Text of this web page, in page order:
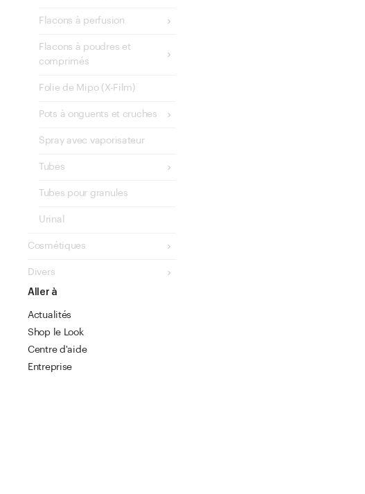
Flacons à perfusion
Flacons à poudres et
comprimés
Folie de Mipo (X-Film)
Pots à onguents et cruches
Spray avec vaporisateur
Tubes
Tubes pour granules
Urinal
Cosmétiques
Divers
Aller à
Actualités
Shop le Look
Centre d'aide
Entreprise